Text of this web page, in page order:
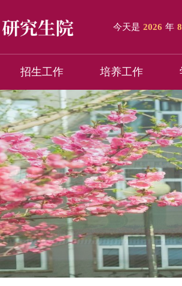
今天是 2026 年 8
招生工作 培养工作